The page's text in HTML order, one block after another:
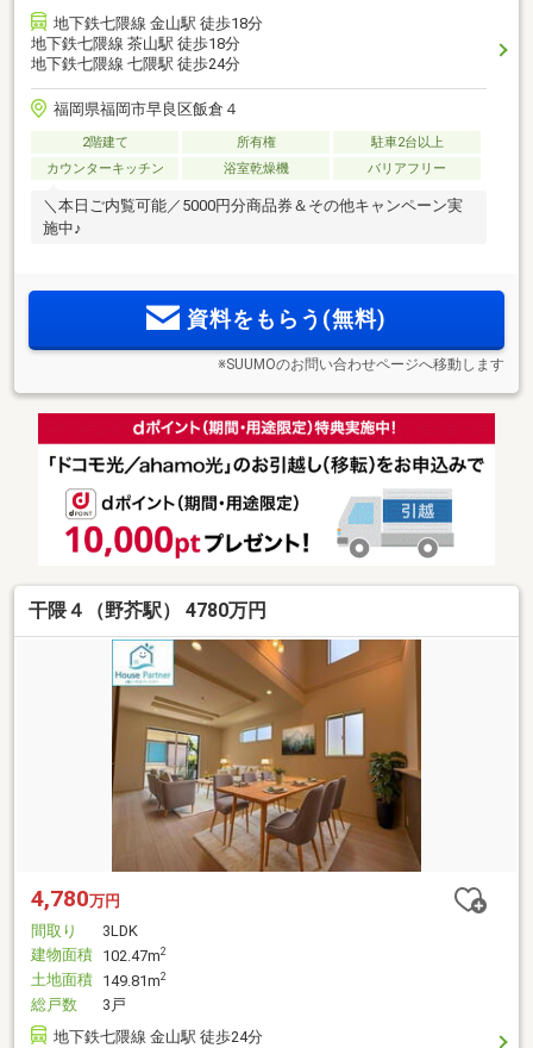
地下鉄七隈線 金山駅 徒歩18分
地下鉄七隈線 茶山駅 徒歩18分
地下鉄七隈線 七隈駅 徒歩24分
福岡県福岡市早良区飯倉４
2階建て 所有権
駐車2台以上
カウンターキッチン
浴室乾燥機 バリアフリー
＼本日ご内覧可能／5000円分商品券＆その他キャンペーン実
施中♪
資料をもらう(無料)
※SUUMOのお問い合わせページへ移動します
干隈４（野芥駅） 4780万円
4,780万円
間取り
3LDK
建物面積 102.47m2
土地面積 149.81m2
総戸数
3戸
地下鉄七隈線 金山駅 徒歩24分